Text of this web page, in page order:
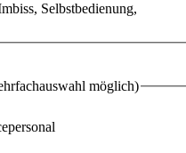
Selbstbedienung,
möglich)